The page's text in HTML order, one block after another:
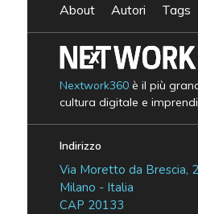
About Autori Tags
Nextwork360è il più
cultura digitale e
Indirizzo
Via Moretto da Brescia,
Milano - Italia
CAP 20133